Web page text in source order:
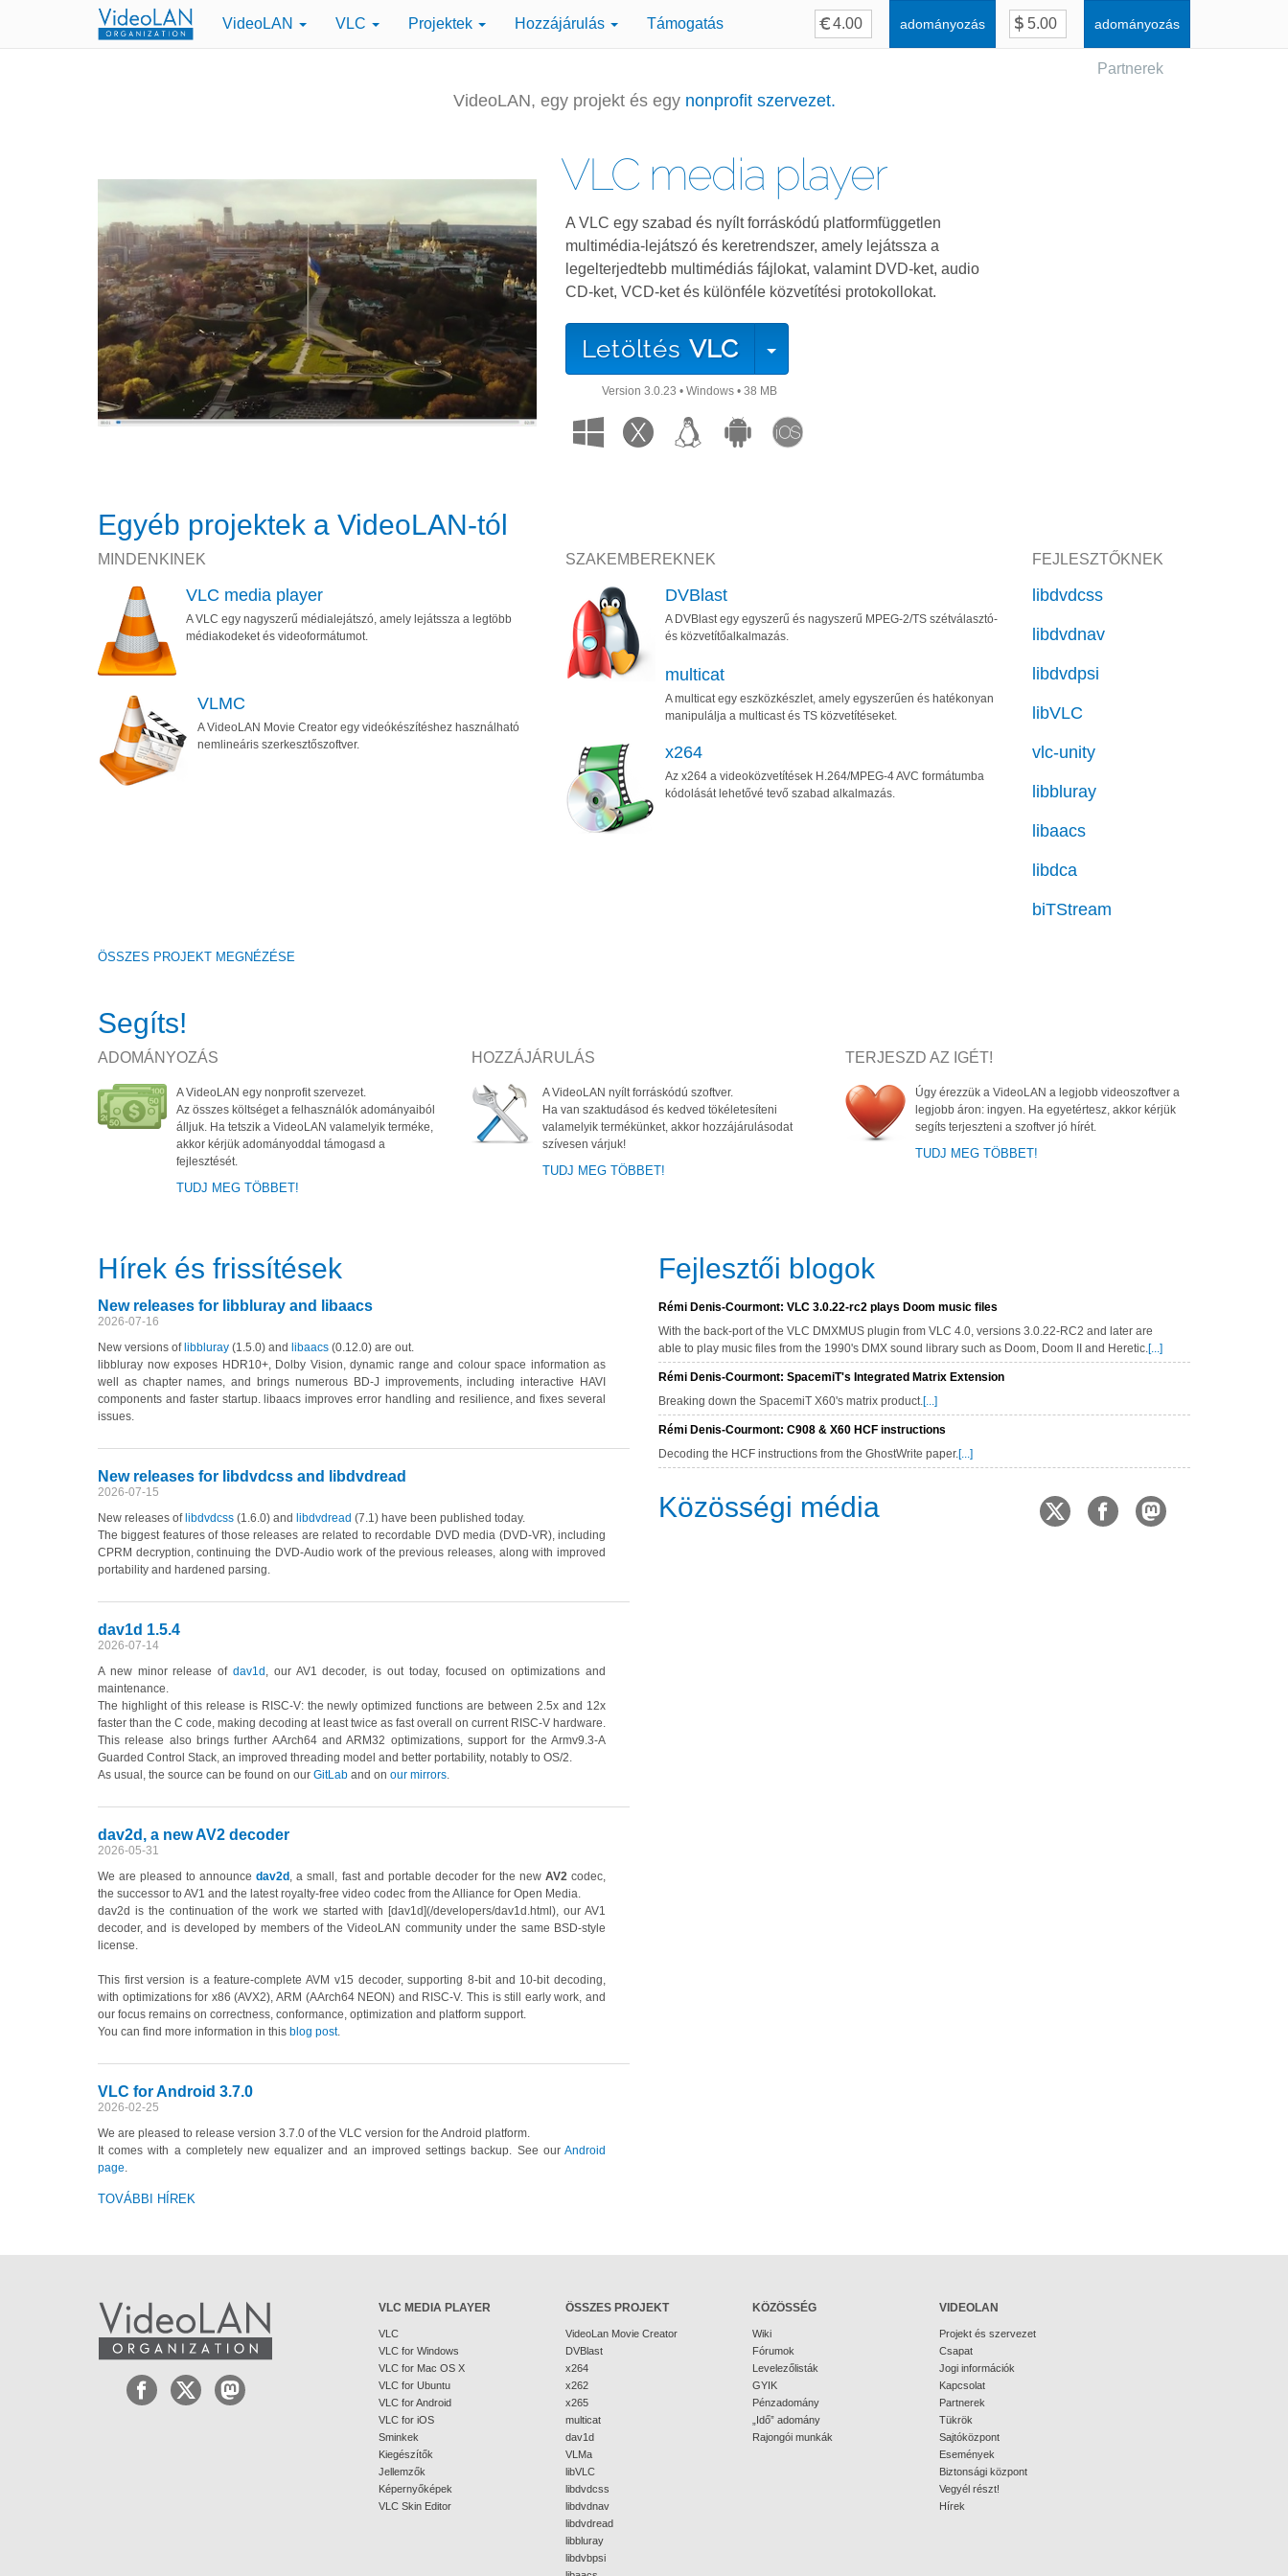
VideoLAN VLC Projektek Hozzájárulás Támogatás adományozás adományozás
VideoLAN, egy projekt és egy nonprofit szervezet.
Partnerek
VLC media player
A VLC egy szabad és nyílt forráskódú platformfüggetlen
multimédia-lejátszó és keretrendszer, amely lejátssza a
legelterjedtebb multimédiás fájlokat, valamint DVD-ket, audio
CD-ket, VCD-ket és különféle közvetítési protokollokat.
Letöltés VLC
Version 3.0.23 • Windows• 38 MB
Egyéb projektek a VideoLAN-tól
MINDENKINEK
VLC media player
A VLC egy nagyszerű médialejátszó, amely lejátssza a legtöbb
médiakodeket és videoformátumot.
VLMC
A VideoLAN Movie Creator egy videókészítéshez használható
nemlineáris szerkesztőszoftver.
SZAKEMBEREKNEK
DVBlast
A DVBlast egy egyszerű és nagyszerű MPEG-2/TS szétválasztó-
és közvetítőalkalmazás.
multicat
A multicat egy eszközkészlet, amely egyszerűen és hatékonyan
manipulálja a multicast és TS közvetítéseket.
x264
Az x264 a videoközvetítések H.264/MPEG-4 AVC formátumba
kódolását lehetővé tevő szabad alkalmazás.
FEJLESZTŐKNEK
libdvdcss
libdvdnav
libdvdpsi
libVLC
vlc-unity
libbluray
libaacs
libdca
biTStream
ÖSSZES PROJEKT MEGNÉZÉSE
Segíts!
ADOMÁNYOZÁS
A VideoLAN egy nonprofit szervezet.
Az összes költséget a felhasználók adományaiból
álljuk. Ha tetszik a VideoLAN valamelyik terméke,
akkor kérjük adományoddal támogasd a
fejlesztését.
TUDJ MEG TÖBBET!
HOZZÁJÁRULÁS
A VideoLAN nyílt forráskódú szoftver.
Ha van szaktudásod és kedved tökéletesíteni
valamelyik termékünket, akkor hozzájárulásodat
szívesen várjuk!
TUDJ MEG TÖBBET!
TERJESZD AZ IGÉT!
Úgy érezzük a VideoLAN a legjobb videoszoftver a
legjobb áron: ingyen. Ha egyetértesz, akkor kérjük
segíts terjeszteni a szoftver jó hírét.
TUDJ MEG TÖBBET!
Hírek és frissítések
New releases for libbluray and libaacs
2026-07-16
New versions of libbluray (1.5.0) and libaacs (0.12.0) are out.
libbluray now exposes HDR10+, Dolby Vision, dynamic range and colour space information as
well as chapter names, and brings numerous BD-J improvements, including interactive HAVI
components and faster startup. libaacs improves error handling and resilience, and fixes several
issues.
New releases for libdvdcss and libdvdread
2026-07-15
New releases of libdvdcss (1.6.0) and libdvdread (7.1) have been published today.
The biggest features of those releases are related to recordable DVD media (DVD-VR), including
CPRM decryption, continuing the DVD-Audio work of the previous releases, along with improved
portability and hardened parsing.
dav1d 1.5.4
2026-07-14
A new minor release of dav1d , our AV1 decoder, is out today, focused on optimizations and
maintenance.
The highlight of this release is RISC-V: the newly optimized functions are between 2.5x and 12x
faster than the C code, making decoding at least twice as fast overall on current RISC-V hardware.
This release also brings further AArch64 and ARM32 optimizations, support for the Armv9.3-A
Guarded Control Stack, an improved threading model and better portability, notably to OS/2.
As usual, the source can be found on our GitLab and on our mirrors.
dav2d, a new AV2 decoder
2026-05-31
We are pleased to announcedav2d , a small, fast and portable decoder for the new AV2codec,
the successor to AV1 and the latest royalty-free video codec from the Alliance for Open Media.
dav2d is the continuation of the work we started with [dav1d](/developers/dav1d.html), our AV1
decoder, and is developed by members of the VideoLAN community under the same BSD-style
license.
This first version is a feature-complete AVM v15 decoder, supporting 8-bit and 10-bit decoding,
with optimizations for x86 (AVX2), ARM (AArch64 NEON) and RISC-V. This is still early work, and
our focus remains on correctness, conformance, optimization and platform support.
You can find more information in this blog post.
VLC for Android 3.7.0
2026-02-25
We are pleased to release version 3.7.0 of the VLC version for the Android platform.
It comes with a completely new equalizer and an improved settings backup. See our Android
page.
TOVÁBBI HÍREK
Fejlesztői blogok
Rémi Denis-Courmont: VLC 3.0.22-rc2 plays Doom music files
With the back-port of the VLC DMXMUS plugin from VLC 4.0, versions 3.0.22-RC2 and later are
able to play music files from the 1990's DMX sound library such as Doom, Doom II and Heretic.[...]
Rémi Denis-Courmont: SpacemiT's Integrated Matrix Extension
Breaking down the SpacemiT X60's matrix product.[...]
Rémi Denis-Courmont: C908 & X60 HCF instructions
Decoding the HCF instructions from the GhostWrite paper.[...]
Közösségi média
VLC MEDIA PLAYER
VLC
VLC for Windows
VLC for Mac OS X
VLC for Ubuntu
VLC for Android
VLC for iOS
Sminkek
Kiegészítők
Jellemzők
Képernyőképek
VLC Skin Editor
ÖSSZES PROJEKT
VideoLan Movie Creator
DVBlast
x264
x262
x265
multicat
dav1d
VLMa
libVLC
libdvdcss
libdvdnav
libdvdread
libbluray
libdvbpsi
KÖZÖSSÉG
Wiki
Fórumok
Levelezőlisták
GYIK
Pénzadomány
„Idő” adomány
Rajongói munkák
VIDEOLAN
Projekt és szervezet
Csapat
Jogi információk
Kapcsolat
Partnerek
Tükrök
Sajtóközpont
Események
Biztonsági központ
Vegyél részt!
Hírek